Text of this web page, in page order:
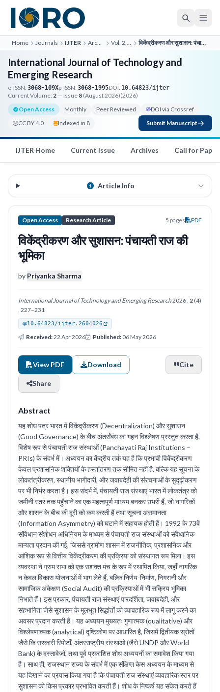
Home Journals IJTER Archives Vol. 2, No. 4 विकेंद्रीकरण और सुशासन: पंचायती राज की भूमिका
International Journal of Technology and
Emerging Research
e-ISSN: 3068-109Xp-ISSN: 3068-1995DOI: 10.64823/ijter
Current Volume: 2 — Issue 8 (August 2026)(2026)
Open Access
Monthly Peer Reviewed
DOI via Crossref
CC BY 4.0
Indexed in 8 Submit Manuscript
IJTER Home Current Issue Archives Call for
Article Info
Open Access Research Article 5 pages PDF
विकेंद्रीकरण और सुशासन: पंचायती राज की
भूमिका
by Priyanka Sharma
International Journal of Technology and Emerging Research2026 , 2 (4)
, 227–231
10.64823/ijter.2604026
Received:22 Apr 2026 Published: 06 May 2026
View PDF Download Cite
Share
Abstract
यह शोध पत्र भारत में विकेंद्रीकरण (Decentralization) और सुशासन
(Good Governance) के बीच अंतर्संबंध का गहन विश्लेषण प्रस्तुत करता है,
विशेष रूप से पंचायती राज संस्थाओं (Panchayati Raj Institutions –
PRIs) के संदर्भ में। अध्ययन का केंद्रीय तर्क यह है कि प्रभावी विकेंद्रीकरण
केवल प्रशासनिक शक्तियों के हस्तांतरण तक सीमित नहीं है, बल्कि यह सूचना के
लोकतंत्रीकरण, स्थानीय भागीदारी, और जवाबदेही की संरचनाओं के सुदृढ़ीकरण
पर भी निर्भर करता है। इस संदर्भ में, पंचायती राज संस्थाएं भारत में लोकतंत्र को
जमीनी स्तर तक पहुँचाने का एक महत्वपूर्ण माध्यम बनकर उभरी हैं, जो नागरिकों
और शासन के बीच की दूरी को कम करती हैं तथा सूचना असमानता
(Information Asymmetry) को घटाने में सहायक होती हैं। 1992 के 73वें
संविधान संशोधन अधिनियम के माध्यम से पंचायती राज संस्थाओं को संवैधानिक
मान्यता प्रदान की गई, जिससे ग्रामीण शासन में राजनीतिक, प्रशासनिक और
आंशिक रूप से वित्तीय विकेंद्रीकरण की प्रक्रिया को संस्थागत रूप मिला। इस
व्यवस्था ने ग्राम सभा को एक सशक्त मंच के रूप में स्थापित किया, जहाँ नागरिक
न केवल विकास योजनाओं में भाग लेते हैं, बल्कि निर्णय-निर्माण, निगरानी और
सामाजिक अंकेक्षण (Social Audit) की प्रक्रियाओं में भी सक्रिय भूमिका
निभाते हैं। इस प्रकार, पंचायती राज संस्थाएं पारदर्शिता, जवाबदेही, और
सहभागिता जैसे सुशासन के मूलभूत सिद्धांतों को व्यावहारिक रूप में लागू करने का
अवसर प्रदान करती हैं। यह अध्ययन मुख्यतः गुणात्मक (qualitative) और
विश्लेषणात्मक (analytical) दृष्टिकोण पर आधारित है, जिसमें द्वितीयक स्रोतों
जैसे कि सरकारी रिपोर्टों, अंतरराष्ट्रीय संस्थाओं (जैसे UNDP और World
Bank) के दस्तावेजों, तथा पूर्व प्रकाशित शोध अध्ययनों का समावेश किया गया
है। साथ ही, राजस्थान राज्य के संदर्भ में एक संक्षिप्त केस अध्ययन के माध्यम से
यह दिखाने का प्रयास किया गया है कि पंचायती राज संस्थाएं व्यवहारिक स्तर पर
सुशासन को किस प्रकार प्रभावित करती हैं। शोध के निष्कर्ष यह संकेत करते हैं